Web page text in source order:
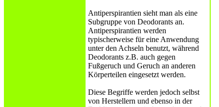
Antiperspirantien sieht man als eine
Subgruppe von Deodorants an.
Antiperspirantien werden
typischerweise für eine Anwendung
unter den Achseln benutzt, während
Deodorants z.B. auch gegen
Fußgeruch und Geruch an anderen
Körperteilen eingesetzt werden.
Diese Begriffe werden jedoch selbst
von Herstellern und ebenso in der